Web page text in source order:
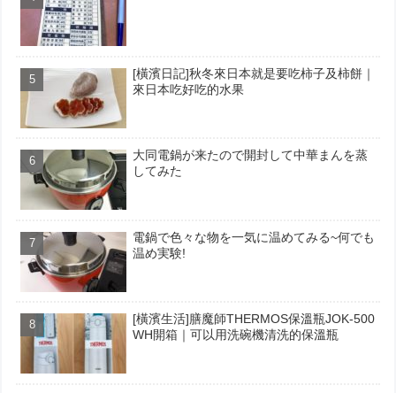
[橫濱日記]秋冬來日本就是要吃柿子及柿餅｜
來日本吃好吃的水果
大同電鍋が来たので開封して中華まんを蒸
してみた
電鍋で色々な物を一気に温めてみる~何でも
温め実験!
[橫濱生活]膳魔師THERMOS保溫瓶JOK-500
WH開箱｜可以用洗碗機清洗的保溫瓶